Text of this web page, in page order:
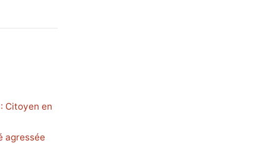
Citoyen en
agressée